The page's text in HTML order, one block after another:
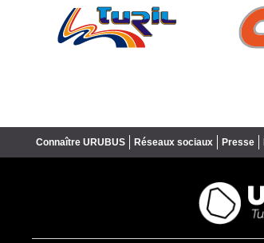
Connaître URUBUS Réseaux sociaux Presse